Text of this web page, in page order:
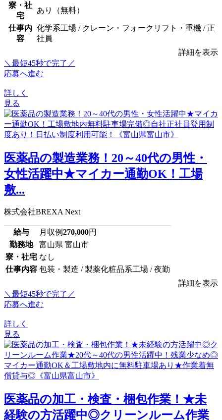
寮・社
宅
あり（無料）
仕事内
容
化学系工場 / クレーン・フォークリフト・重機 / 正
社員
詳細を表示
＼最短45秒で完了／
応募へ進む
詳しく
見る
医薬品の製造業務！20～40代の男性・
女性活躍中★マイカー通勤OK！工場
敷...
株式会社BREXA Next
給与 月収例270,000円
勤務地
富山県 富山市
寮・社宅 なし
仕事内容 包装・製造 / 製薬化粧品系工場 / 夜勤
詳細を表示
＼最短45秒で完了／
応募へ進む
詳しく
見る
医薬品の加工・検査・梱包作業！★未
経験の方活躍中◎クリーンルーム作業